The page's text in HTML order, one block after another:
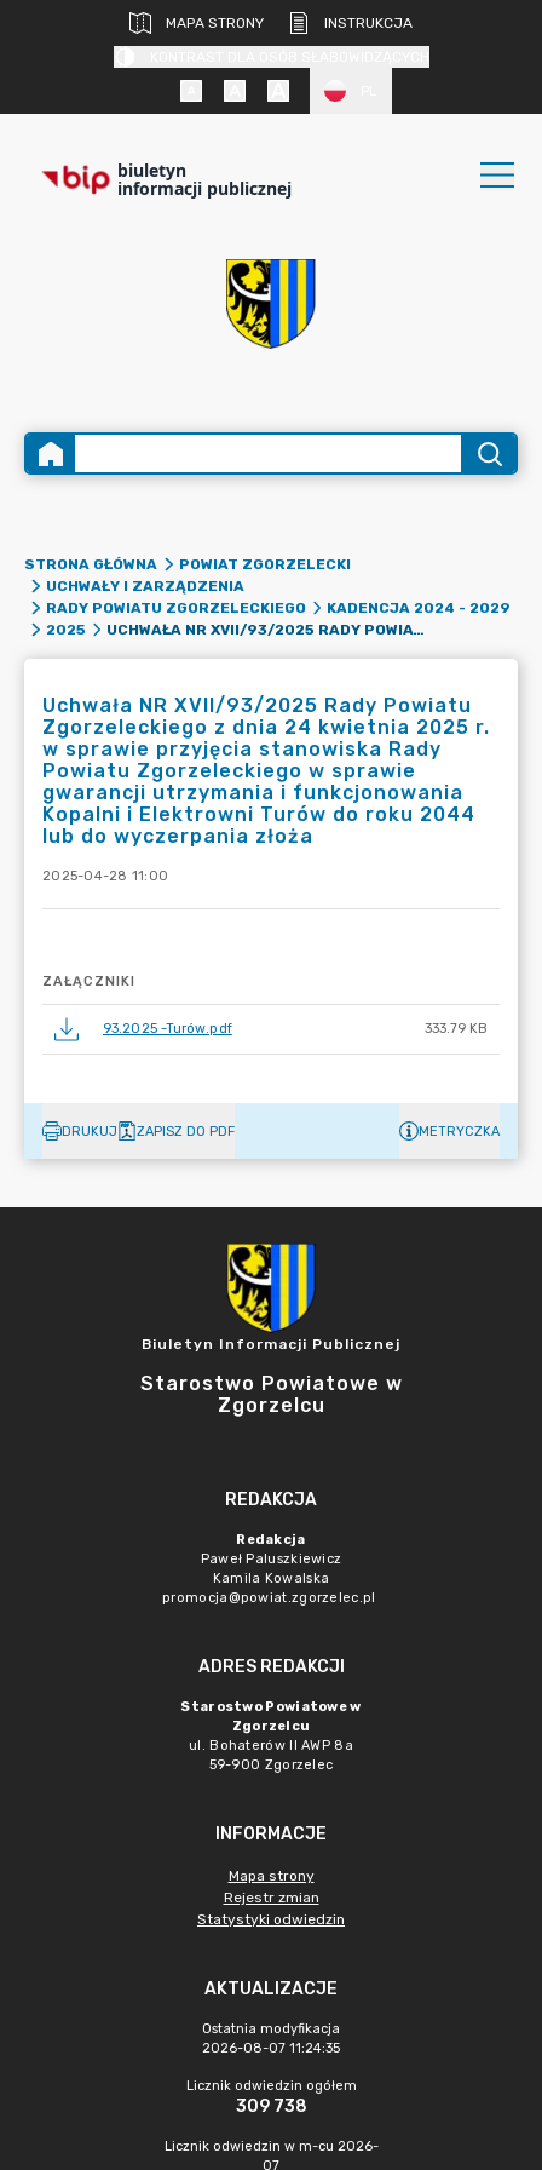
MAPA STRONY
INSTRUKCJA
biuletyn
informacji publicznej
STRONA GŁÓWNA
POWIAT ZGORZELECKI
UCHWAŁY I ZARZĄDZENIA
RADY POWIATU ZGORZELECKIEGO
KADENCJA 2024 - 2029
2025
UCHWAŁA NR XVII/93/2025 RADY POWIATU ZGORZELECKIEGO Z DNIA 24 KWIETNIA 2025 R. W SPRAWIE PRZYJĘCIA STANOWISKA RADY POWIATU ZGORZELECKIEGO W SPRAWIE GWARANCJI UTRZYMANIA I FUNKCJONOWANIA KOPALNI I ELEKTROWNI TURÓW DO ROKU 2044 LUB DO WYCZERPANIA ZŁOŻA
Uchwała NR XVII/93/2025 Rady Powiatu
Zgorzeleckiego z dnia 24 kwietnia 2025 r.
w sprawie przyjęcia stanowiska Rady
Powiatu Zgorzeleckiego w sprawie
gwarancji utrzymania i funkcjonowania
Kopalni i Elektrowni Turów do roku 2044
lub do wyczerpania złoża
2025-04-28 11:00
ZAŁĄCZNIKI
93.2025 -Turów.pdf 333.79 KB
DRUKUJ ZAPISZ DO PDF METRYCZKA
Biuletyn Informacji Publicznej
Starostwo Powiatowe w
Zgorzelcu
REDAKCJA
Redakcja
Paweł Paluszkiewicz
Kamila Kowalska
promocja@powiat.zgorzelec.pl
ADRES REDAKCJI
Starostwo Powiatowe w
Zgorzelcu
ul. Bohaterów II AWP 8a
59-900 Zgorzelec
INFORMACJE
Mapa strony
Rejestr zmian
Statystyki odwiedzin
AKTUALIZACJE
Ostatnia modyfikacja
2026-08-07 11:24:35
Licznik odwiedzin ogółem
309 738
Licznik odwiedzin w m-cu 2026-
07